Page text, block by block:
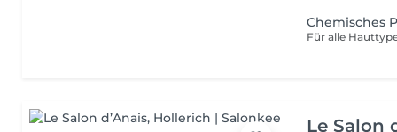
Chemisches
Le Salon